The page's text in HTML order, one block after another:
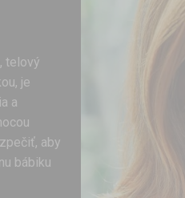
telový
je
a
aby
bábiku